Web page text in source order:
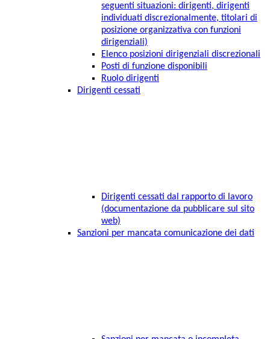
seguenti situazioni: dirigenti, dirigenti
individuati discrezionalmente, titolari di
posizione organizzativa con funzioni
dirigenziali)
Elenco posizioni dirigenziali discrezionali
Posti di funzione disponibili
Ruolo dirigenti
Dirigenti cessati
Dirigenti cessati dal rapporto di lavoro
(documentazione da pubblicare sul sito
web)
Sanzioni per mancata comunicazione dei dati